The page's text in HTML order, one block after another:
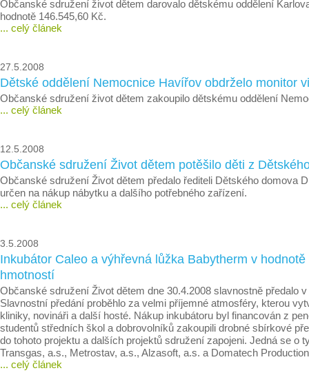
Občanské sdružení život dětem darovalo dětskému oddělení
hodnotě 146.545,60 Kč.
... celý článek
27.5.2008
Dětské oddělení Nemocnice Havířov obdrželo monitor
Občanské sdružení život dětem zakoupilo dětskému oddělení
... celý článek
12.5.2008
Občanské sdružení Život dětem potěšilo děti z
Občanské sdružení Život dětem předalo řediteli Dětského domova
určen na nákup nábytku a dalšího potřebného zařízení.
... celý článek
3.5.2008
Inkubátor Caleo a výhřevná lůžka Babytherm v
hmotností
Občanské sdružení Život dětem dne 30.4.2008 slavnostně předalo
Slavnostní předání proběhlo za velmi příjemné atmosféry, kterou
kliniky, novináři a další hosté. Nákup inkubátoru byl financován z
studentů středních škol a dobrovolníků zakoupili drobné sbírkové
do tohoto projektu a dalších projektů sdružení zapojeni. Jedná se
Transgas, a.s., Metrostav, a.s., Alzasoft, a.s. a Domatech
... celý článek